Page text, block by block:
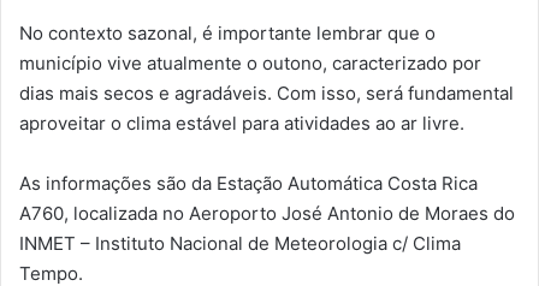
No contexto sazonal, é importante lembrar que o
município vive atualmente o outono, caracterizado por
dias mais secos e agradáveis. Com isso, será fundamental
aproveitar o clima estável para atividades ao ar livre.
As informações são da Estação Automática Costa Rica
A760, localizada no Aeroporto José Antonio de Moraes do
INMET – Instituto Nacional de Meteorologia c/ Clima
Tempo.